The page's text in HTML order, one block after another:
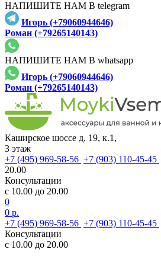
НАПИШИТЕ НАМ В telegram
Игорь (+79060944646)
Роман (+79265140143)
НАПИШИТЕ НАМ В whatsapp
Игорь (+79060944646)
Роман (+79265140143)
Каширское шоссе д. 19, к.1,
3 этаж
+7 (495) 969-58-56 +7 (903) 110-45-45
20.00
Консультации
с 10.00 до 20.00
0
0 р.
+7 (495) 969-58-56 +7 (903) 110-45-45
Консультации
с 10.00 до 20.00